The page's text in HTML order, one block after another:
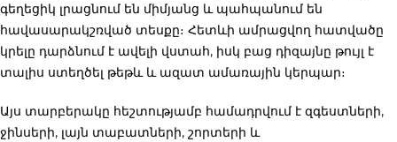
գեղեցիկ լրացնում են միմյանց և պահպանում են
հավասարակշռված տեսքը։ Հետևի ամրացվող հատվածը
կրելը դարձնում է ավելի վստահ, իսկ բաց դիզայնը թույլ է
տալիս ստեղծել թեթև և ազատ ամառային կերպար։
Այս տարբերակը հեշտությամբ համադրվում է զգեստների,
ջինսերի, լայն տաբատների, շորտերի և